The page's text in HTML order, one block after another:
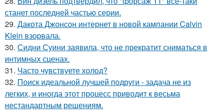
станет последней частью серии.
29. Дакота Джонсон интернет в новой кампании Calvin
Klein взорвала.
30. Сидни Суини заявила, что не прекратит сниматься в
интимных сценах.
31. Часто чувствуете холод?
32. Поиск идеальной лучшей подруги - задача не из
легких, и иногда этот процесс приводит к весьма
нестандартным решениям.